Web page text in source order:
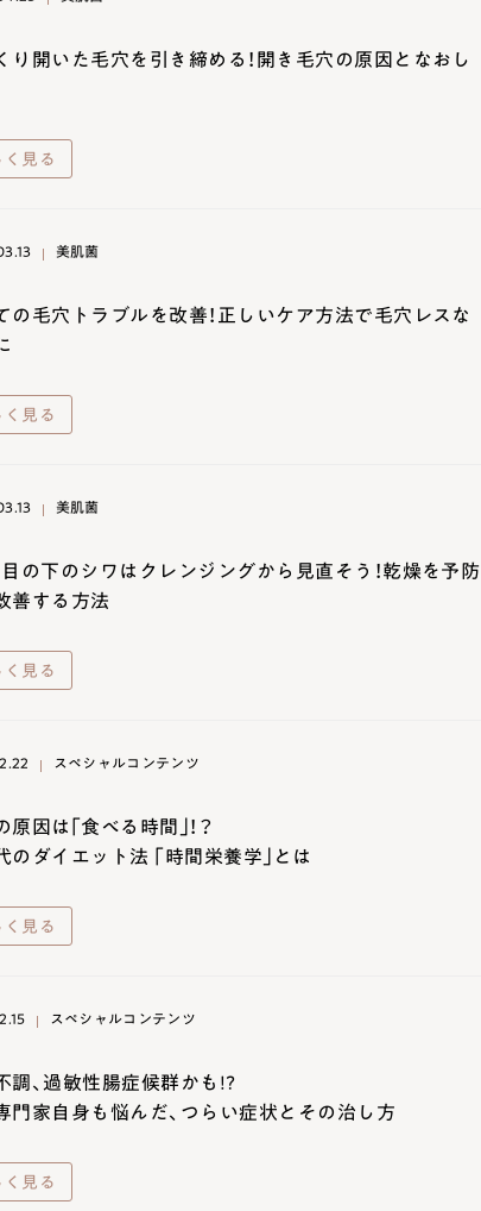
り開いた毛穴を引き締める！開き毛穴の原因となおし
見る
美肌菌
の毛穴トラブルを改善！正しいケア方法で毛穴レスな
見る
美肌菌
目の下のシワはクレンジングから見直そう！乾燥を予防
善する方法
見る
スペシャルコンテンツ
原因は｢食べる時間｣！？
のダイエット法 ｢時間栄養学｣とは
見る
スペシャルコンテンツ
調、過敏性腸症候群かも!?
門家自身も悩んだ、つらい症状とその治し方
見る